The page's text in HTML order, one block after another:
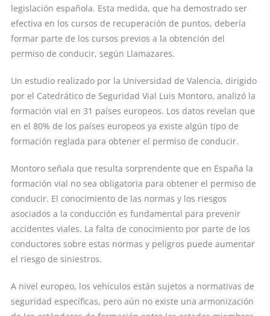
legislación española. Esta medida, que ha demostrado ser
efectiva en los cursos de recuperación de puntos, debería
formar parte de los cursos previos a la obtención del
permiso de conducir, según Llamazares.
Un estudio realizado por la Universidad de Valencia, dirigido
por el Catedrático de Seguridad Vial Luis Montoro, analizó la
formación vial en 31 países europeos. Los datos revelan que
en el 80% de los países europeos ya existe algún tipo de
formación reglada para obtener el permiso de conducir.
Montoro señala que resulta sorprendente que en España la
formación vial no sea obligatoria para obtener el permiso de
conducir. El conocimiento de las normas y los riesgos
asociados a la conducción es fundamental para prevenir
accidentes viales. La falta de conocimiento por parte de los
conductores sobre estas normas y peligros puede aumentar
el riesgo de siniestros.
A nivel europeo, los vehículos están sujetos a normativas de
seguridad específicas, pero aún no existe una armonización